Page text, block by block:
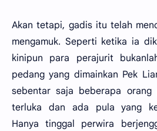
Akan tetapi, gadis itu telah
mengamuk. Seperti ketika ia
kinipun para perajurit
pedang yang dimainkan Pek
sebentar saja beberapa
terluka dan ada pula yang
Hanya tinggal perwira